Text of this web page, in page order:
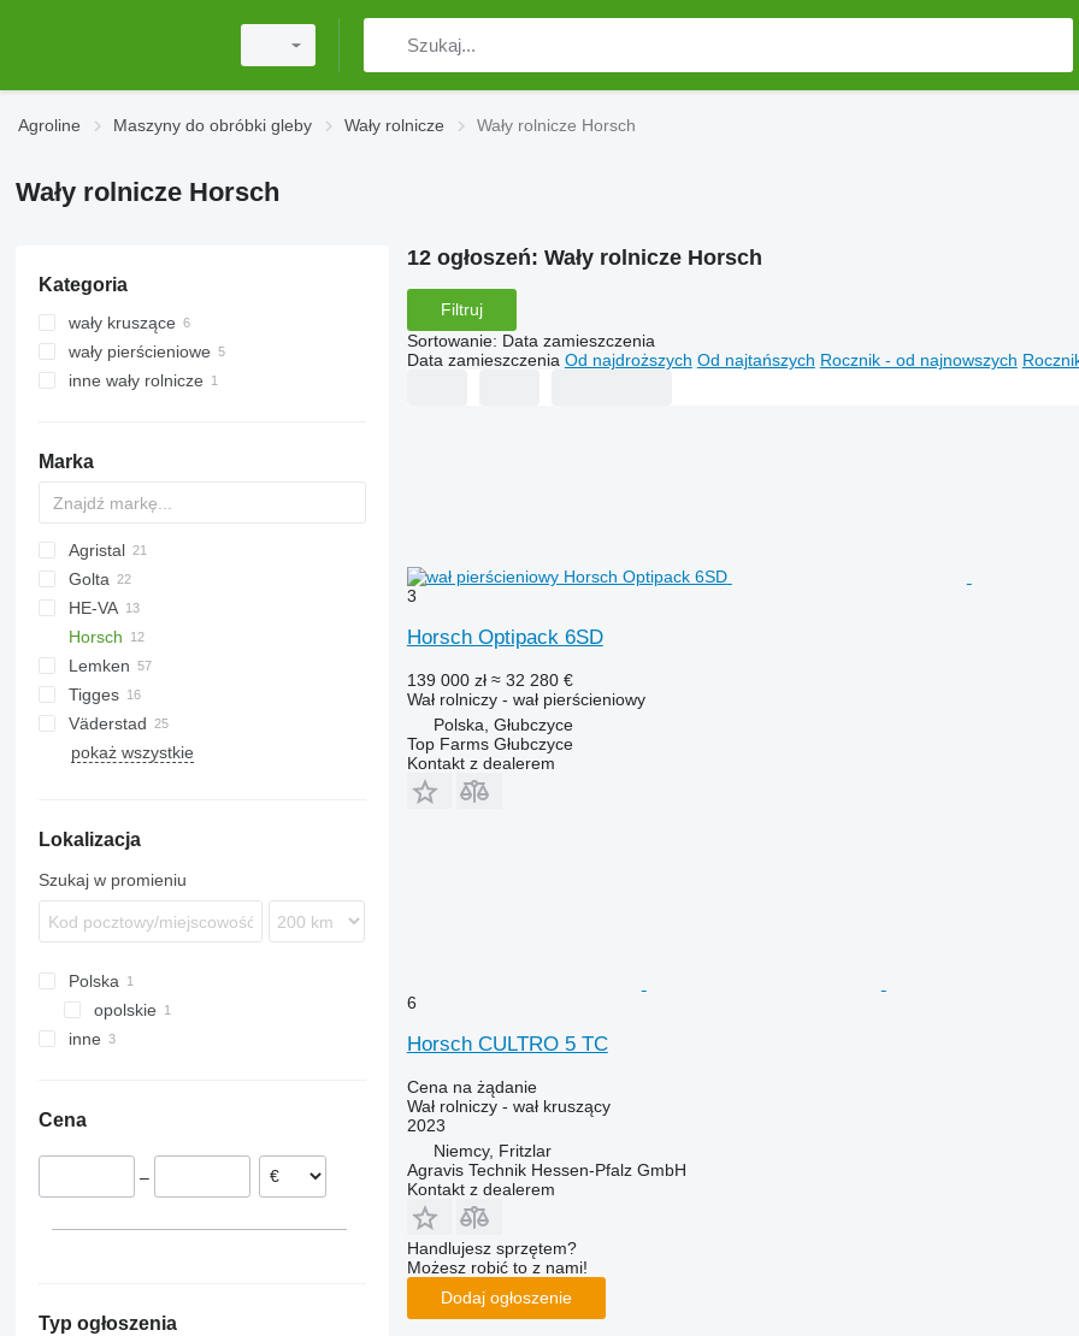
Agroline Maszyny do obróbki gleby Wały rolnicze Wały rolnicze Horsch
Wały rolnicze Horsch
Kategoria
wały kruszące
wały pierścieniowe
inne wały rolnicze
Marka
Agristal
10
KW
BW
Tiger Mate
Minimax
Multiflex
Golta
HE-VA
Horsch
Cultro
Cultro 5 TC
Cultro 6 TC
Cultro 9 TC
Optipack
Optipack 5 SD
Vari-Master
Lemken
VarioPack
Zirkon
Lion
Synkro
Dupe
Tigges
KL
KZK
Väderstad
Carrier
pokaż wszystkie
Lokalizacja
Szukaj w promieniu
Polska
opolskie
inne
Cena
–
Typ ogłoszenia
12 ogłoszeń: Wały rolnicze Horsch
Filtruj
Sortowanie: Data zamieszczenia
Data zamieszczenia Od najdroższych Od najtańszych Rocznik - od najnowszych
3
Horsch Optipack 6SD
139 000 zł ≈ 32 280 €
Wał rolniczy - wał pierścieniowy
Polska, Głubczyce
Top Farms Głubczyce
Kontakt z dealerem
6
Horsch CULTRO 5 TC
Cena na żądanie
Wał rolniczy - wał kruszący
2023
Niemcy, Fritzlar
Agravis Technik Hessen-Pfalz GmbH
Kontakt z dealerem
Handlujesz sprzętem?
Możesz robić to z nami!
Dodaj ogłoszenie